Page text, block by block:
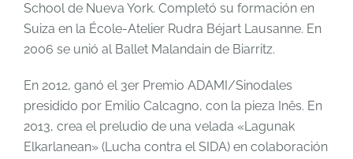
School de Nueva York. Completó su formación en
Suiza en la École-Atelier Rudra Béjart Lausanne. En
2006 se unió al Ballet Malandain de Biarritz.
En 2012, ganó el 3er Premio ADAMI/Sinodales
presidido por Emilio Calcagno, con la pieza Inês. En
2013, crea el preludio de una velada «Lagunak
Elkarlanean» (Lucha contra el SIDA) en colaboración